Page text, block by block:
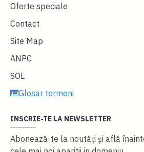
Oferte speciale
Contact
Site Map
ANPC
SOL
Glosar termeni
INSCRIE-TE LA NEWSLETTER
Abonează-te la noutăţi și află